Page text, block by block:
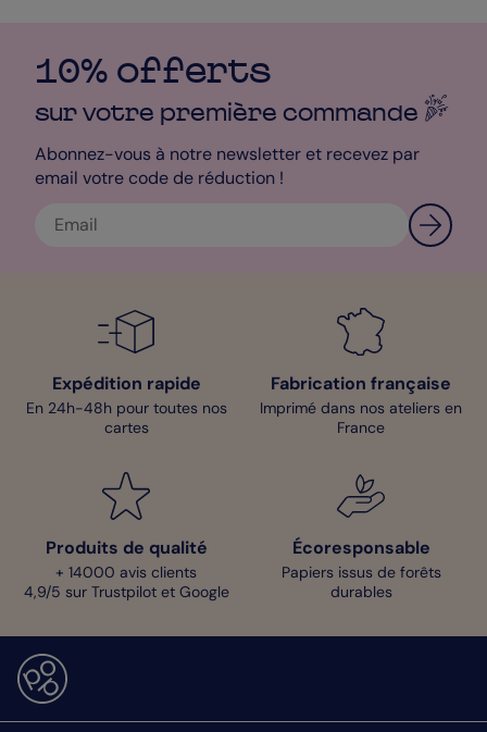
10% offerts
sur votre première commande
Abonnez-vous à notre newsletter et recevez par
email votre code de réduction !
Expédition rapide
En 24h-48h pour toutes nos
cartes
Fabrication française
Imprimé dans nos ateliers en
France
Produits de qualité
+ 14000 avis clients
4,9/5 sur Trustpilot et Google
Écoresponsable
Papiers issus de forêts
durables